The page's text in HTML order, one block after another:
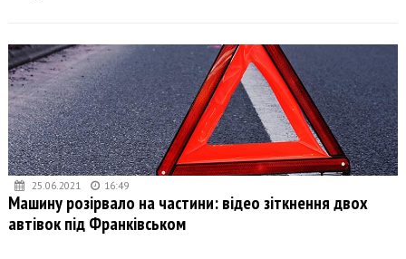
25.06.2021 16:49
Машину розірвало на частини: відео зіткнення двох
автівок під Франківськом